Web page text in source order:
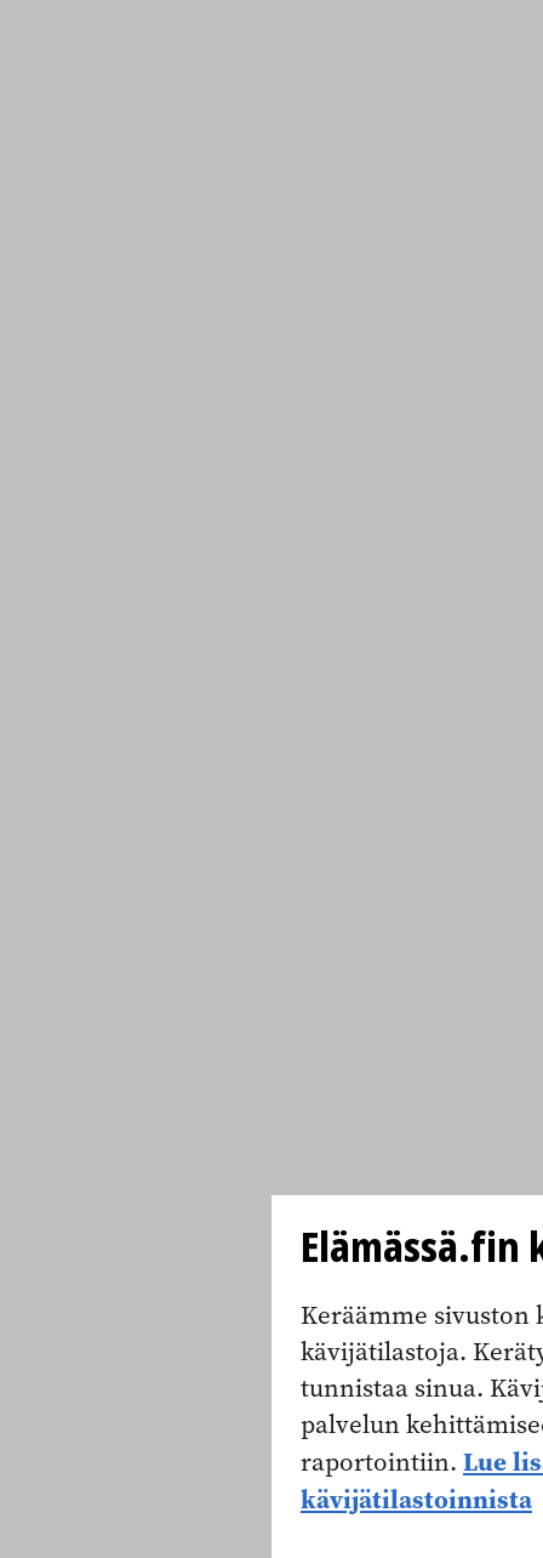
Keräämme sivuston
kävijätilastoja.
tunnistaa sinua.
palvelun
raportointiin. Lue
kävijätilastoinnista